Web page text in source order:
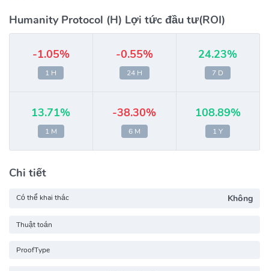
Humanity Protocol (H) Lợi tức đầu tư(ROI)
-1.05%
1 H
-0.55%
24 H
24.23%
7 D
13.71%
1 M
-38.30%
6 M
108.89%
1 Y
Chi tiết
Có thể khai thác Không
Thuật toán
ProofType